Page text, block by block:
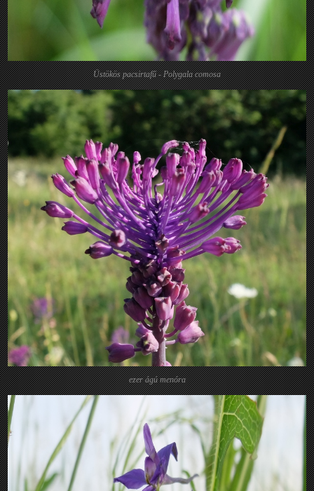
Üstökös pacsirtafű - Polygala comosa
ezer ágú menóra